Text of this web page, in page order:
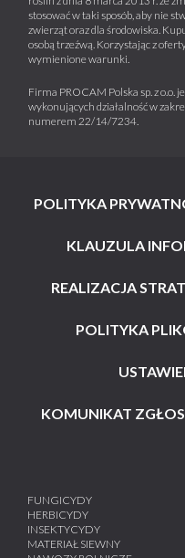
stosować w taki sposób, aby nie
zwierząt oraz dla środowiska.
osobą trzeźwą. Korzystając z
wymienione warunki.
Firma PROCAM Polska sp. z o.o.
wykonujących działalność w
numerem 22/14/7234.
POLITYKA
KLAUZULA
REALIZACJA
POLITYKA
KOMUNIKAT
FUNGICYDY
HERBICYDY
INSEKTYCYDY
MATERIAŁ SIEWNY